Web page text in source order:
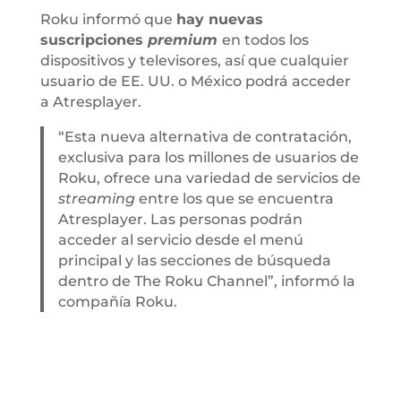
Roku informó que hay nuevas
suscripciones premium en todos los
dispositivos y televisores, así que cualquier
usuario de EE. UU. o México podrá acceder
a Atresplayer.
“Esta nueva alternativa de contratación,
exclusiva para los millones de usuarios de
Roku, ofrece una variedad de servicios de
streamingentre los que se encuentra
Atresplayer. Las personas podrán
acceder al servicio desde el menú
principal y las secciones de búsqueda
dentro de The Roku Channel”, informó la
compañía Roku.